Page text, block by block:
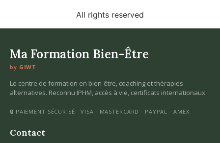
All rights reserved
Ma Formation Bien-Être
by GIWT
Le centre de formation en bien-être, coaching et thérapies
alternatives. Reconnu IPHM, accès à vie, certificats internationaux.
🔒 PAIEMENT SÉCURISÉ · VISA · MASTERCARD · PAYPAL · AMEX
Contact